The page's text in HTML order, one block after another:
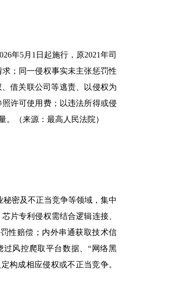
年5月1日起施行，原2021年司
；同一侵权事实未主张惩罚性
借关联公司等逃责、以侵权为
许可使用费；以违法所得或侵
（来源：最高人民法院）
密及不正当竞争等领域，集中
片专利侵权需结合逻辑连接、
性赔偿；内外串通获取技术信
风控爬取平台数据、“网络黑
构成相应侵权或不正当竞争。